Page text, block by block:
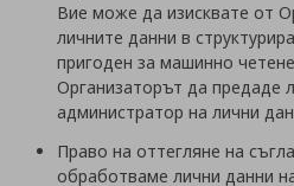
Вие може да изисквате от
личните данни в
пригоден за машинно
Организаторът да предаде
администратор на лични
Право на оттегляне на
обработваме лични данни